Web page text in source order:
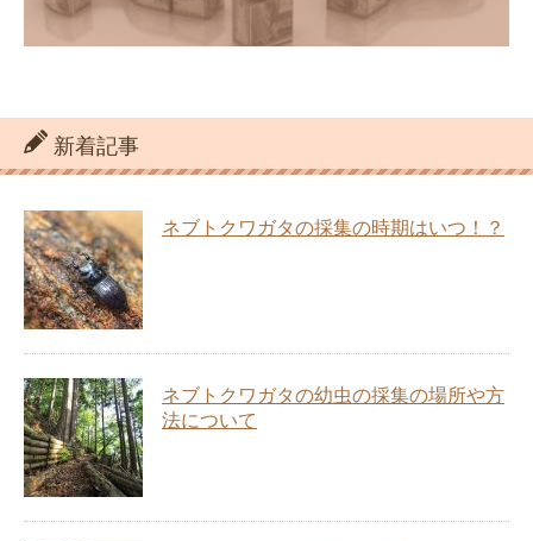
新着記事
ネブトクワガタの採集の時期はいつ！？
ネブトクワガタの幼虫の採集の場所や方
法について